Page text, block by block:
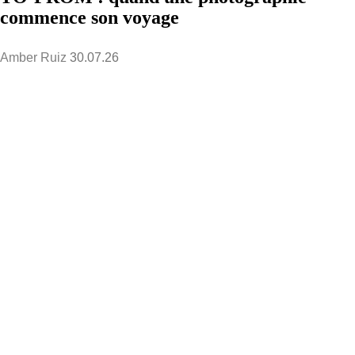
commence son voyage
Amber Ruiz 30.07.26